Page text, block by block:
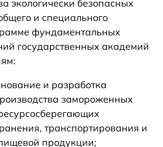
экологически безопасных
и специального
фундаментальных
государственных академий
и разработка
замороженных
транспортирования и
продукции;